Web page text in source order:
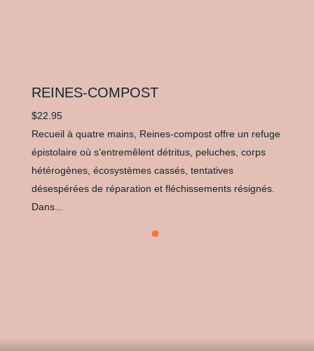
REINES-COMPOST
$22.95
Recueil à quatre mains, Reines-compost offre un refuge
épistolaire où s’entremêlent détritus, peluches, corps
hétérogènes, écosystèmes cassés, tentatives
désespérées de réparation et fléchissements résignés.
Dans...